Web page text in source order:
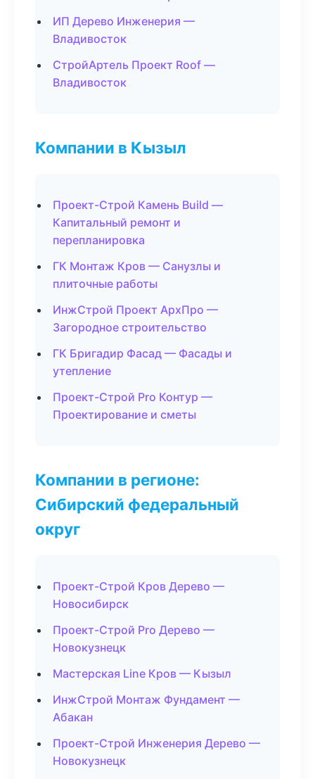
ИП Дерево Инженерия —
Владивосток
СтройАртель Проект Roof —
Владивосток
Компании в Кызыл
Проект-Строй Камень Build —
Капитальный ремонт и
перепланировка
ГК Монтаж Кров — Санузлы и
плиточные работы
ИнжСтрой Проект АрхПро —
Загородное строительство
ГК Бригадир Фасад — Фасады и
утепление
Проект-Строй Pro Контур —
Проектирование и сметы
Компании в регионе:
Сибирский федеральный
округ
Проект-Строй Кров Дерево —
Новосибирск
Проект-Строй Pro Дерево —
Новокузнецк
Мастерская Line Кров — Кызыл
ИнжСтрой Монтаж Фундамент —
Абакан
Проект-Строй Инженерия Дерево —
Новокузнецк